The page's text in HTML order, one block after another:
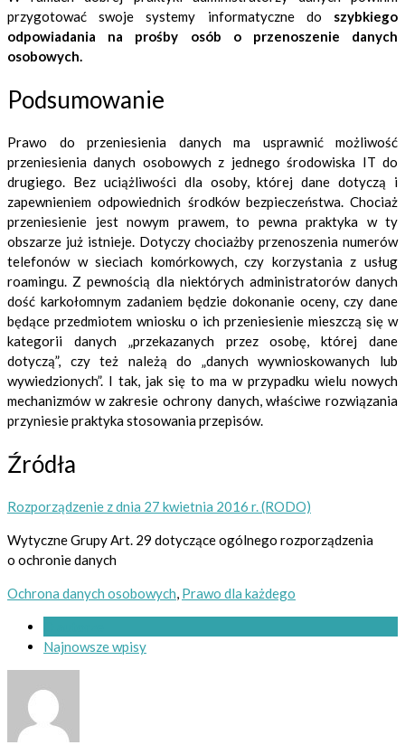
przygotować swoje systemy informatyczne do szybkiego
odpowiadania na prośby osób o przenoszenie danych
osobowych.
Podsumowanie
Prawo do przeniesienia danych ma usprawnić możliwość
przeniesienia danych osobowych z jednego środowiska IT do
drugiego. Bez uciążliwości dla osoby, której dane dotyczą i
zapewnieniem odpowiednich środków bezpieczeństwa. Chociaż
przeniesienie jest nowym prawem, to pewna praktyka w ty
obszarze już istnieje. Dotyczy chociażby przenoszenia numerów
telefonów w sieciach komórkowych, czy korzystania z usług
roamingu. Z pewnością dla niektórych administratorów danych
dość karkołomnym zadaniem będzie dokonanie oceny, czy dane
będące przedmiotem wniosku o ich przeniesienie mieszczą się w
kategorii danych „przekazanych przez osobę, której dane
dotyczą”, czy też należą do „danych wywnioskowanych lub
wywiedzionych”. I tak, jak się to ma w przypadku wielu nowych
mechanizmów w zakresie ochrony danych, właściwe rozwiązania
przyniesie praktyka stosowania przepisów.
Źródła
Rozporządzenie z dnia 27 kwietnia 2016 r. (RODO)
Wytyczne Grupy Art. 29 dotyczące ogólnego rozporządzenia
o ochronie danych
Ochrona danych osobowych, Prawo dla każdego
Najnowsze wpisy